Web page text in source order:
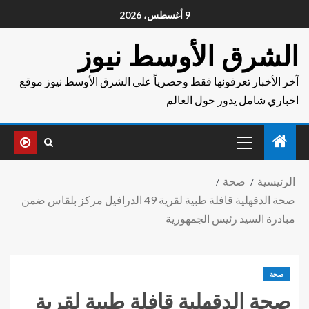
9 أغسطس، 2026
الشرق الأوسط نيوز
آخر الأخبار تعرفونها فقط وحصرياً على الشرق الأوسط نيوز موقع
اخباري شامل يدور حول العالم
الرئيسية
صحة
صحة الدقهلية قافلة طبية لقرية 49 الدرافيل مركز بلقاس ضمن
مبادرة السيد رئيس الجمهورية
صحة
صحة الدقهلية قافلة طبية لقرية